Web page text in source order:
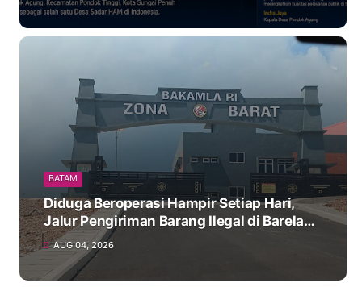
BATAM
Diduga Beroperasi Hampir Setiap Hari,
Jalur Pengiriman Barang Ilegal di Barelang
Rugikan Negara Miliaran Rupiah
AUG 04, 2026